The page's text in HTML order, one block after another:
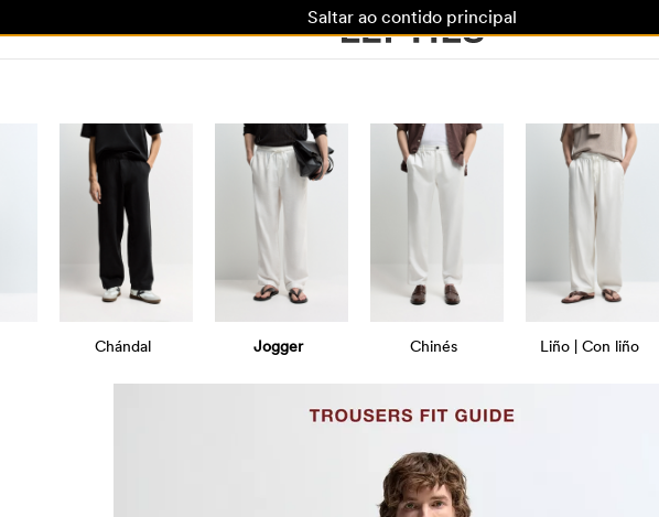
Saltar ao contido principal
Chándal Jogger Chinés Liño | Con liño